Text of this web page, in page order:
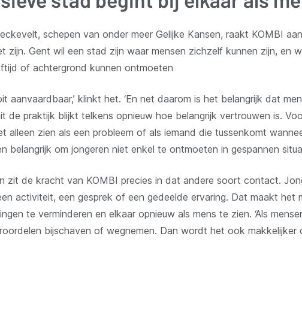
schepen van onder meer Gelijke Kansen, raakt KOMBI
zijn. Gent wil een stad zijn waar mensen zichzelf kunnen zijn, en
of achtergrond kunnen ontmoeten
aanvaardbaar,’ klinkt het. ‘En net daarom is het belangrijk dat
de praktijk blijkt telkens opnieuw hoe belangrijk vertrouwen is.
alleen zien als een probleem of als iemand die tussenkomt
belangrijk om jongeren niet enkel te ontmoeten in gespannen
zit de kracht van KOMBI precies in dat andere soort contact.
activiteit, een gesprek of een gedeelde ervaring. Dat maakt het
te verminderen en elkaar opnieuw als mens te zien. ‘Als
bijschaven of wegnemen. Dan wordt het ook makkelijker